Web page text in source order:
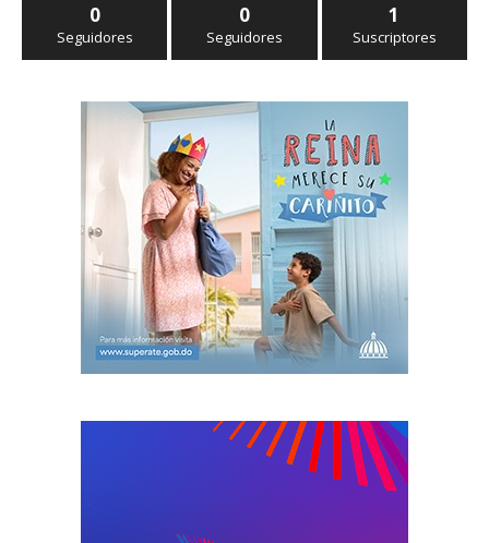
0
Seguidores
0
Seguidores
1
Suscriptores